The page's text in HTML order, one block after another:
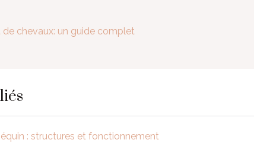
chevaux: un guide complet
: structures et fonctionnement